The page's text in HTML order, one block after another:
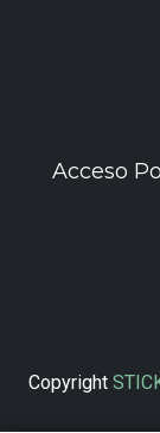
Acceso
Copyright